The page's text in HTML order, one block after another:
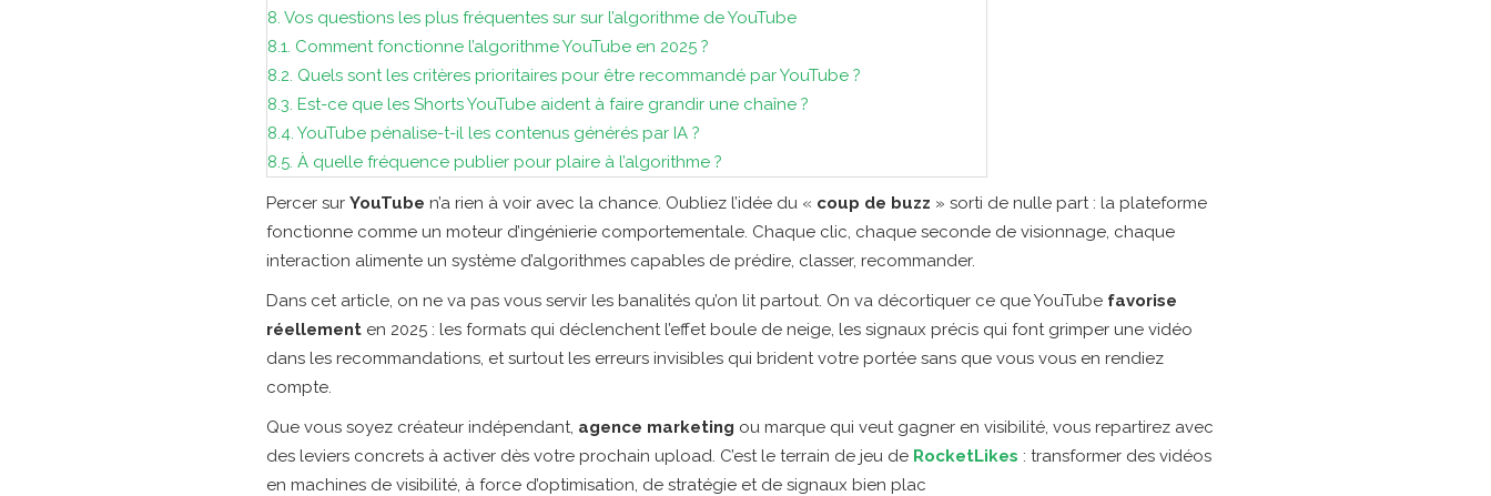
8. Vos questions les plus fréquentes sur sur l’algorithme de YouTube
8.1. Comment fonctionne l’algorithme YouTube en 2025 ?
8.2. Quels sont les critères prioritaires pour être recommandé par YouTube ?
8.3. Est-ce que les Shorts YouTube aident à faire grandir une chaîne ?
8.4. YouTube pénalise-t-il les contenus générés par IA ?
8.5. À quelle fréquence publier pour plaire à l’algorithme ?
Percer sur YouTube n’a rien à voir avec la chance. Oubliez l’idée du « coup de buzz » sorti de nulle part : la plateforme
fonctionne comme un moteur d’ingénierie comportementale. Chaque clic, chaque seconde de visionnage, chaque
interaction alimente un système d’algorithmes capables de prédire, classer, recommander.
Dans cet article, on ne va pas vous servir les banalités qu’on lit partout. On va décortiquer ce que YouTube favorise
réellement en 2025 : les formats qui déclenchent l’effet boule de neige, les signaux précis qui font grimper une vidéo
dans les recommandations, et surtout les erreurs invisibles qui brident votre portée sans que vous vous en rendiez
compte.
Que vous soyez créateur indépendant, agence marketing ou marque qui veut gagner en visibilité, vous repartirez avec
des leviers concrets à activer dès votre prochain upload. C’est le terrain de jeu de RocketLikes : transformer des vidéos
en machines de visibilité, à force d’optimisation, de stratégie et de signaux bien plac